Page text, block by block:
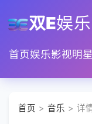
双E娱乐
首页娱乐影视明星
首页 > 音乐 > 详